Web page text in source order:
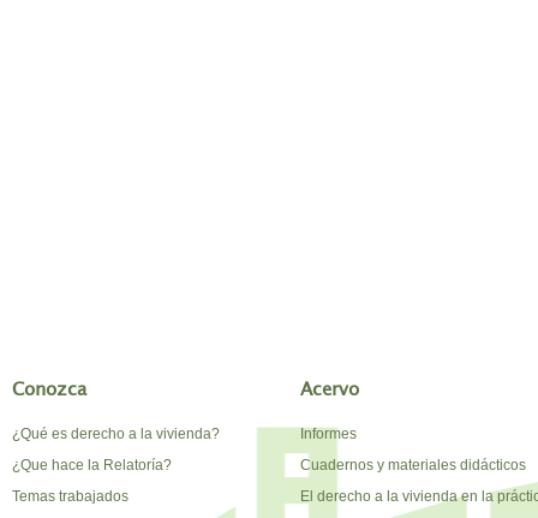
Conozca
¿Qué es derecho a la vivienda?
¿Que hace la Relatoría?
Temas trabajados
Acervo
Informes
Cuadernos y materiales didácticos
El derecho a la vivienda en la